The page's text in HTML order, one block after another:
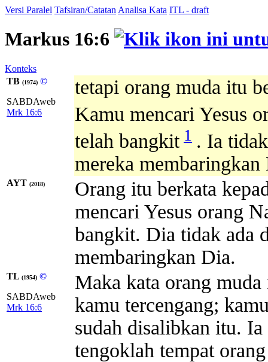
Versi Paralel Tafsiran/Catatan Analisa Kata ITL - draft
Markus 16:6
Konteks
TB (1974) ©
SABDAweb
Mrk 16:6
tetapi orang muda itu
Kamu mencari Yesus
telah bangkit 1 . Ia
mereka membaringkan
AYT (2018)
Orang itu berkata
mencari Yesus orang
bangkit. Dia tidak ada
membaringkan Dia.
TL (1954) ©
SABDAweb
Mrk 16:6
Maka kata orang
kamu tercengang;
sudah disalibkan itu.
tengoklah tempat